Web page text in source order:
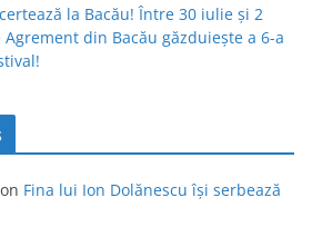
la Bacău! Între 30 iulie și 2
din Bacău găzduiește a 6-a
on Fina lui Ion Dolănescu își serbează